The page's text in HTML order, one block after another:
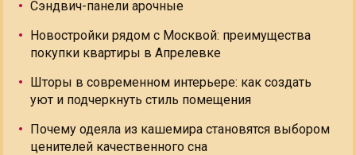
Сэндвич-панели арочные
Новостройки рядом с Москвой: преимущества
покупки квартиры в Апрелевке
Шторы в современном интерьере: как создать
уют и подчеркнуть стиль помещения
Почему одеяла из кашемира становятся выбором
ценителей качественного сна